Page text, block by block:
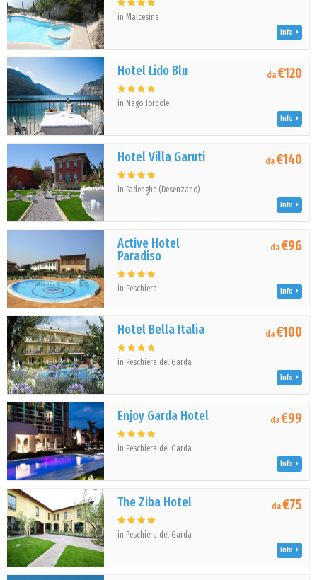
in Malcesine
Info
Hotel Lido Blu
in Nago Torbole
da€120
Info
Hotel Villa Garuti
in Padenghe (Desenzano)
da€140
Info
Active Hotel
Paradiso
in Peschiera
da€96
Info
Hotel Bella Italia
in Peschiera del Garda
da€100
Info
Enjoy Garda Hotel
in Peschiera del Garda
da€99
Info
The Ziba Hotel
in Peschiera del Garda
da€75
Info